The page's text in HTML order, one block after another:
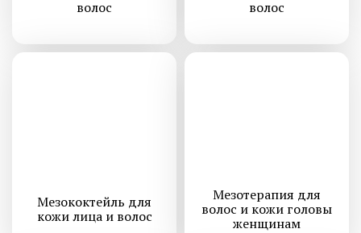
волос
волос
Мезококтейль для
кожи лица и волос
Мезотерапия для
волос и кожи головы
женщинам